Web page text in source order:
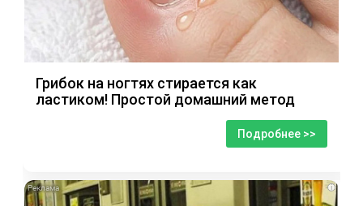
Грибок на ногтях стирается как
ластиком! Простой домашний метод
Подробнее >>
i